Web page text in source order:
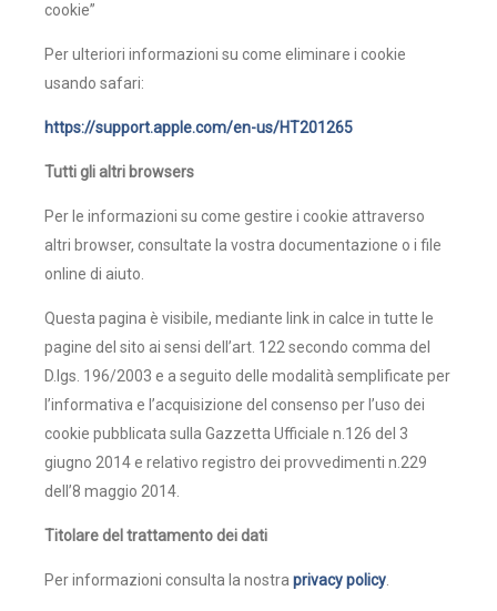
cookie”
Per ulteriori informazioni su come eliminare i cookie
usando safari:
https://support.apple.com/en-us/HT201265
Tutti gli altri browsers
Per le informazioni su come gestire i cookie attraverso
altri browser, consultate la vostra documentazione o i file
online di aiuto.
Questa pagina è visibile, mediante link in calce in tutte le
pagine del sito ai sensi dell’art. 122 secondo comma del
D.lgs. 196/2003 e a seguito delle modalità semplificate per
l’informativa e l’acquisizione del consenso per l’uso dei
cookie pubblicata sulla Gazzetta Ufficiale n.126 del 3
giugno 2014 e relativo registro dei provvedimenti n.229
dell’8 maggio 2014.
Titolare del trattamento dei dati
Per informazioni consulta la nostra privacy policy